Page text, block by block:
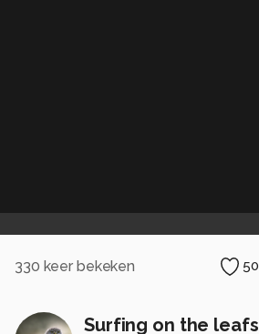
330 keer bekeken 50
Surfing on the leafs